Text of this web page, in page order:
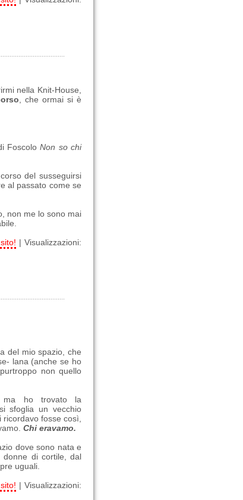
nella Knit-House,
, che ormai si è
FoscoloNon so chi
del susseguirsi
al passato come se
non me lo sono mai
| Visualizzazioni:
del mio spazio, che
lana (anche se ho
non quello
ma ho trovato la
sfoglia un vecchio
fosse così,
Chi eravamo.
dove sono nata e
donne di cortile, dal
uguali.
| Visualizzazioni: